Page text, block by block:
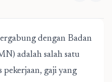
dengan Badan
adalah salah satu
gaji yang